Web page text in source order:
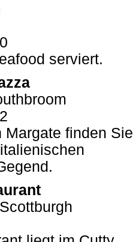
serviert.
Margate finden Sie